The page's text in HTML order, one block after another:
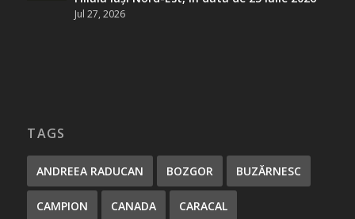
Jul 27, 2026
TAGS
ANDREEA RADUCAN BOZGOR BUZĂRNESC
CAMPION CANADA CARACAL